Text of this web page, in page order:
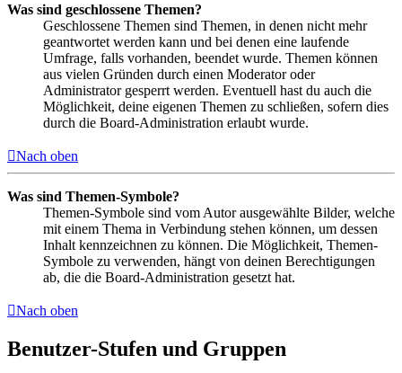
Was sind geschlossene Themen?
Geschlossene Themen sind Themen, in denen nicht mehr
geantwortet werden kann und bei denen eine laufende
Umfrage, falls vorhanden, beendet wurde. Themen können
aus vielen Gründen durch einen Moderator oder
Administrator gesperrt werden. Eventuell hast du auch die
Möglichkeit, deine eigenen Themen zu schließen, sofern dies
durch die Board-Administration erlaubt wurde.
Nach oben
Was sind Themen-Symbole?
Themen-Symbole sind vom Autor ausgewählte Bilder, welche
mit einem Thema in Verbindung stehen können, um dessen
Inhalt kennzeichnen zu können. Die Möglichkeit, Themen-
Symbole zu verwenden, hängt von deinen Berechtigungen
ab, die die Board-Administration gesetzt hat.
Nach oben
Benutzer-Stufen und Gruppen